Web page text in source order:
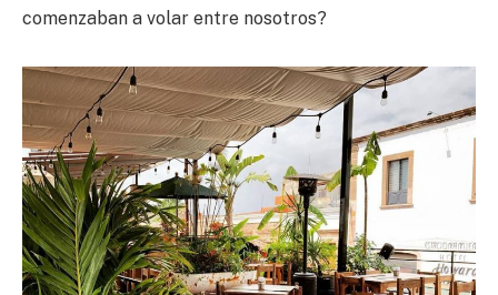
comenzaban a volar entre nosotros?